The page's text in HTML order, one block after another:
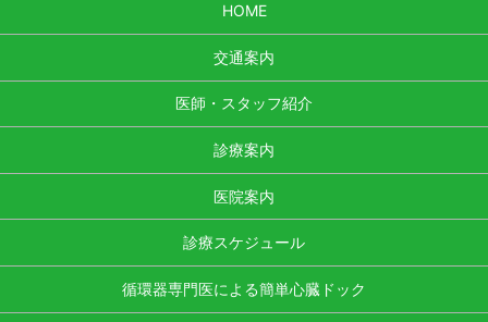
HOME
交通案内
医師・スタッフ紹介
診療案内
医院案内
診療スケジュール
循環器専門医による簡単心臓ドック